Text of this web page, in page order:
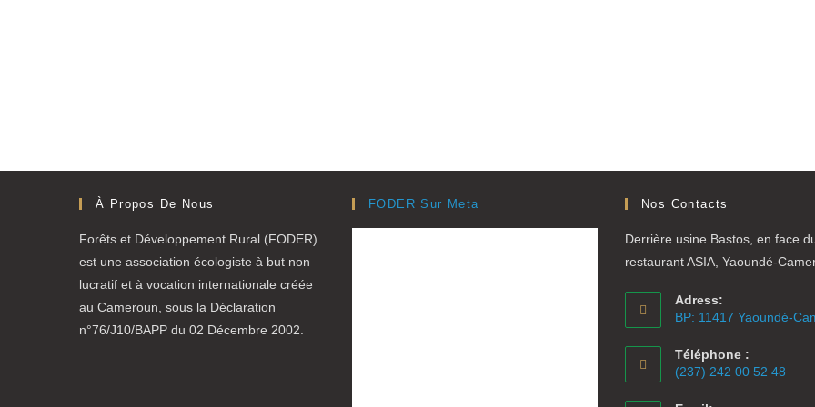
À Propos De Nous
Forêts et Développement Rural (FODER)
est une association écologiste à but non
lucratif et à vocation internationale créée
au Cameroun, sous la Déclaration
n°76/J10/BAPP du 02 Décembre 2002.
FODER Sur Meta Nos Contacts
Derrière usine Bastos, en face
restaurant ASIA, Yaoundé-
Adress:
BP: 11417 Yaoundé-
Téléphone :
(237) 242 00 52 48